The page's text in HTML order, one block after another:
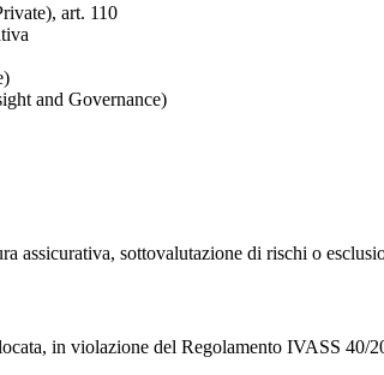
art. 110
and Governance)
assicurativa, sottovalutazione di rischi o
in violazione del Regolamento IVASS 40/